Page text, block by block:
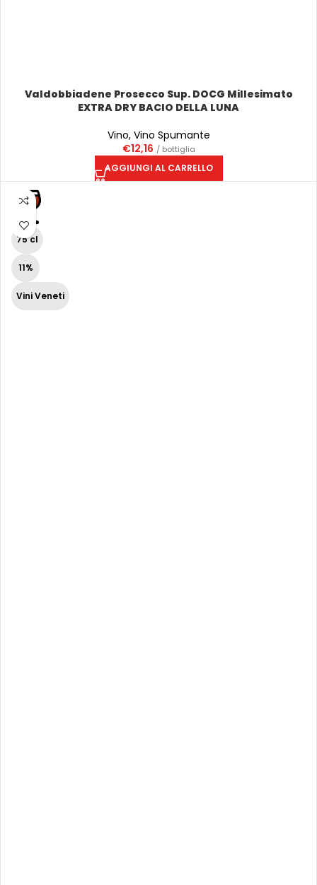
Valdobbiadene Prosecco Sup. DOCG Millesimato
EXTRA DRY BACIO DELLA LUNA
Vino, Vino Spumante
€12,16 / bottiglia
AGGIUNGI AL CARRELLO
75 cl
11%
Vini Veneti